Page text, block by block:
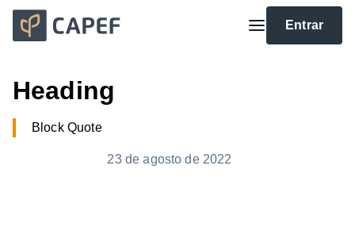
Entrar
Heading
Block Quote
23 de agosto de 2022